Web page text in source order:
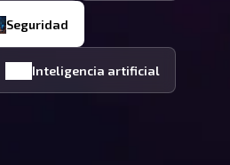
Seguridad
Inteligencia artificial